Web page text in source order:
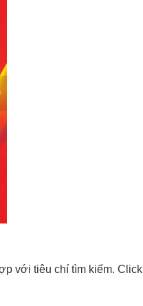
với tiêu chí tìm kiếm. Click